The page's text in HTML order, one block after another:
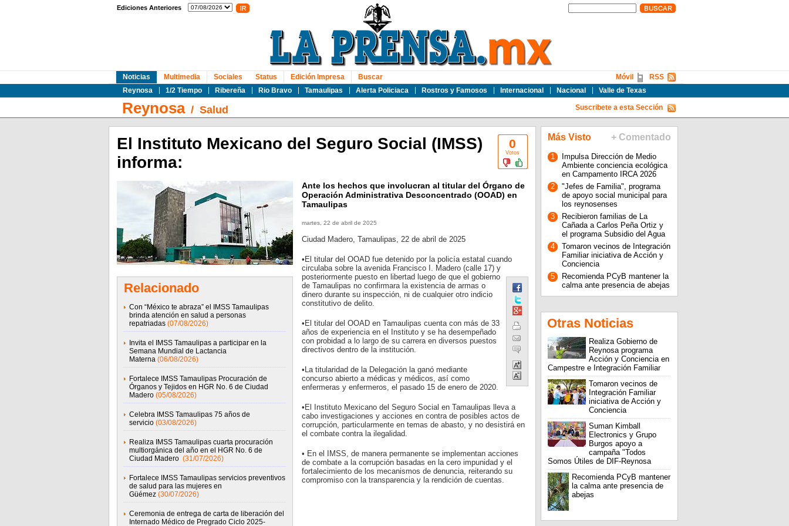
Ediciones Anteriores
Noticias
Reynosa
1/2 Tiempo Ribereña Rio Bravo Tamaulipas Alerta Policiaca Rostros y Famosos Internacional Nacional Valle de Texas
Multimedia Sociales Status Edición Impresa Buscar RSS
Móvil
Reynosa/ Salud Suscribete a esta Sección
0
Votos
El Instituto Mexicano del Seguro Social (IMSS)
informa:
Relacionado
Con “México te abraza” el IMSS Tamaulipas
brinda atención en salud a personas
repatriadas (07/08/2026)
Invita el IMSS Tamaulipas a participar en la
Semana Mundial de Lactancia
Materna (06/08/2026)
Fortalece IMSS Tamaulipas Procuración de
Órganos y Tejidos en HGR No. 6 de Ciudad
Madero (05/08/2026)
Celebra IMSS Tamaulipas 75 años de
servicio (03/08/2026)
Realiza IMSS Tamaulipas cuarta procuración
multiorgánica del año en el HGR No. 6 de
Ciudad Madero (31/07/2026)
Fortalece IMSS Tamaulipas servicios preventivos
de salud para las mujeres en
Güémez (30/07/2026)
Ceremonia de entrega de carta de liberación del
Internado Médico de Pregrado Ciclo 2025-
Ante los hechos que involucran al titular del Órgano de
Operación Administrativa Desconcentrado (OOAD) en
Tamaulipas
martes, 22 de abril de 2025
Ciudad Madero, Tamaulipas, 22 de abril de 2025
•El titular del OOAD fue detenido por la policía estatal cuando
circulaba sobre la avenida Francisco I. Madero (calle 17) y
posteriormente puesto en libertad luego de que el gobierno
de Tamaulipas no confirmara la existencia de armas o
dinero durante su inspección, ni de cualquier otro indicio
constitutivo de delito.
•El titular del OOAD en Tamaulipas cuenta con más de 33
años de experiencia en el Instituto y se ha desempeñado
con probidad a lo largo de su carrera en diversos puestos
directivos dentro de la institución.
•La titularidad de la Delegación la ganó mediante
concurso abierto a médicas y médicos, así como
enfermeras y enfermeros, el pasado 15 de enero de 2020.
•El Instituto Mexicano del Seguro Social en Tamaulipas lleva a
cabo investigaciones y acciones en contra de posibles actos de
corrupción, particularmente en temas de abasto, y no desistirá en
el combate contra la ilegalidad.
• En el IMSS, de manera permanente se implementan acciones
de combate a la corrupción basadas en la cero impunidad y el
fortalecimiento de los mecanismos de denuncia, reiterando su
compromiso con la transparencia y la rendición de cuentas.
Más Visto + Comentado
1
Impulsa Dirección de Medio
Ambiente conciencia ecológica
en Campamento IRCA 2026
2
"Jefes de Familia", programa
de apoyo social municipal para
los reynosenses
3
Recibieron familias de La
Cañada a Carlos Peña Ortiz y
el programa Subsidio del Agua
4
Tomaron vecinos de Integración
Familiar iniciativa de Acción y
Conciencia
5
Recomienda PCyB mantener la
calma ante presencia de abejas
Otras Noticias
Realiza Gobierno de
Reynosa programa
Acción y Conciencia en
Campestre e Integración Familiar
Tomaron vecinos de
Integración Familiar
iniciativa de Acción y
Conciencia
Suman Kimball
Electronics y Grupo
Burgos apoyo a
campaña "Todos
Somos Útiles de DIF-Reynosa
Recomienda PCyB mantener
la calma ante presencia de
abejas